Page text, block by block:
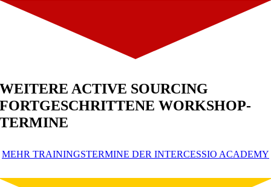
WEITERE ACTIVE SOURCING
FORTGESCHRITTENE WORKSHOP-
TERMINE
MEHR TRAININGSTERMINE DER INTERCESSIO ACADEMY